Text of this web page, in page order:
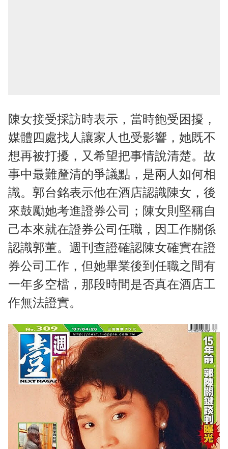
陳女接受採訪時表示，當時飽受困擾，
媒體四處找人讓家人也受影響，她既不
想再被打擾，又希望把事情說清楚。故
事中最難釐清的爭議點，是兩人如何相
識。郭台銘表示他在酒店認識陳女，後
來鼓勵她考進證券公司；陳女則堅稱自
己本來就在證券公司任職，因工作關係
認識郭董。週刊查證確認陳女確實在證
券公司工作，但她畢業後到任職之間有
一年多空檔，那段時間是否真在酒店工
作無法證實。